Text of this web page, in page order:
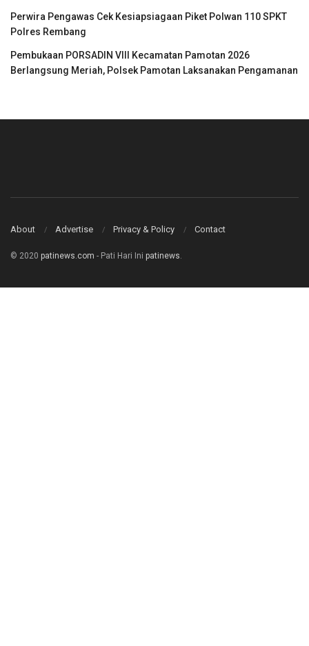
Perwira Pengawas Cek Kesiapsiagaan Piket Polwan 110 SPKT
Polres Rembang
Pembukaan PORSADIN VIII Kecamatan Pamotan 2026
Berlangsung Meriah, Polsek Pamotan Laksanakan Pengamanan
About Advertise Privacy & Policy Contact
© 2020 patinews.com - Pati Hari Ini patinews